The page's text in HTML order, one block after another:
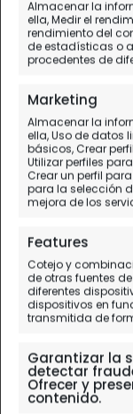
Almacenar la
ella, Medir el
rendimiento del
de estadísticas o
procedentes de
Marketing
Almacenar la
ella, Uso de datos
básicos, Crear
Utilizar perfiles
Crear un perfil
para la selección
mejora de los
Features
Cotejo y
de otras fuentes
diferentes
dispositivos en
transmitida de
Garantizar la
detectar
Ofrecer y
contenido.